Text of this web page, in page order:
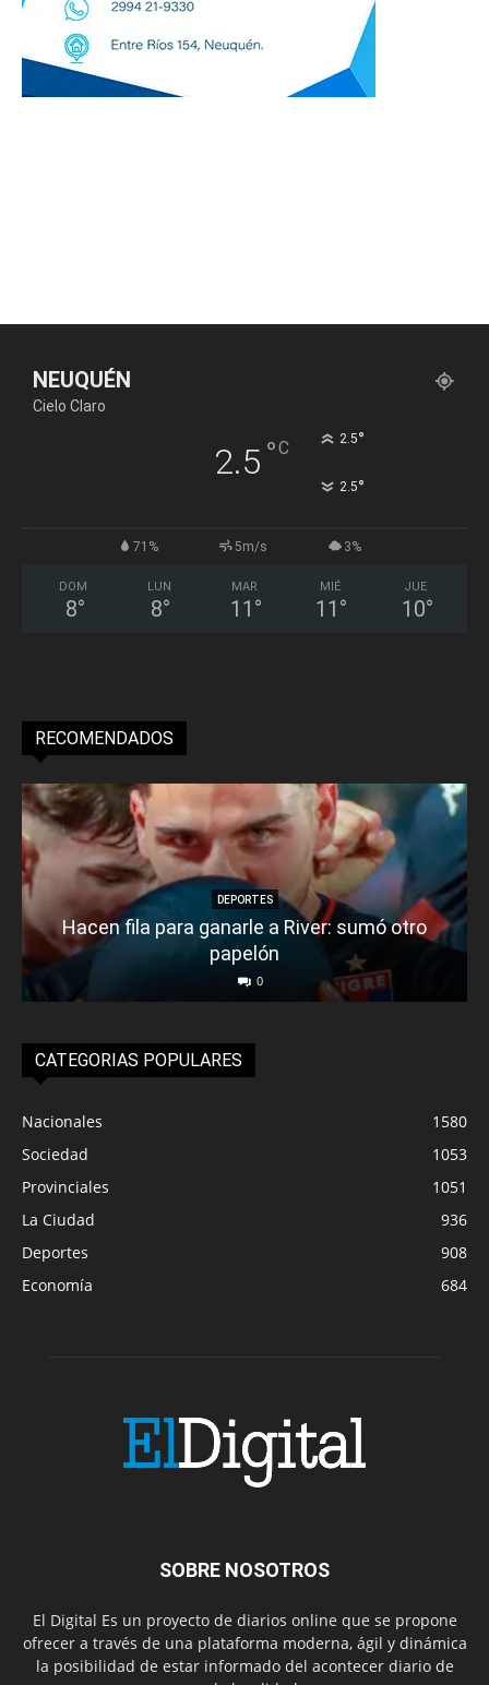
NEUQUÉN
Cielo Claro
2.5 °C 2.5°
2.5°
71% 5m/s 3%
DOM
8°
LUN
8°
MAR
11 °
MIÉ
11 °
JUE
10°
RECOMENDADOS
DEPORTES
Hacen fila para ganarle a River: sumó otro
papelón
0
CATEGORIAS POPULARES
Nacionales
1580
Sociedad
1053
Provinciales
1051
La Ciudad
936
Deportes
908
Economía
684
SOBRE NOSOTROS
El Digital Es un proyecto de diarios online que se propone
ofrecer a través de una plataforma moderna, ágil y dinámica
la posibilidad de estar informado del acontecer diario de